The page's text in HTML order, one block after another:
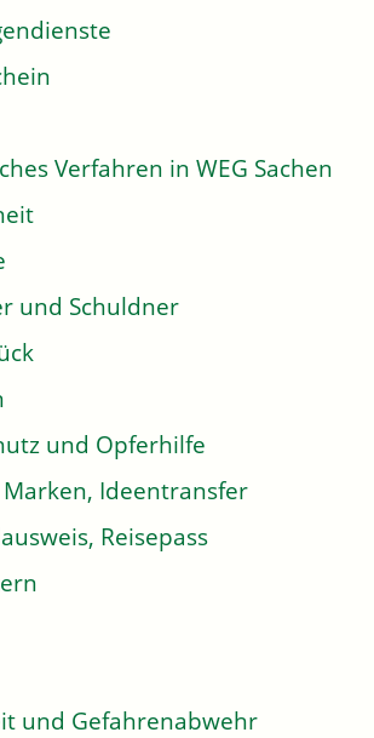
Verfahren in WEG Sachen
und Schuldner
und Opferhilfe
Ideentransfer
Reisepass
und Gefahrenabwehr